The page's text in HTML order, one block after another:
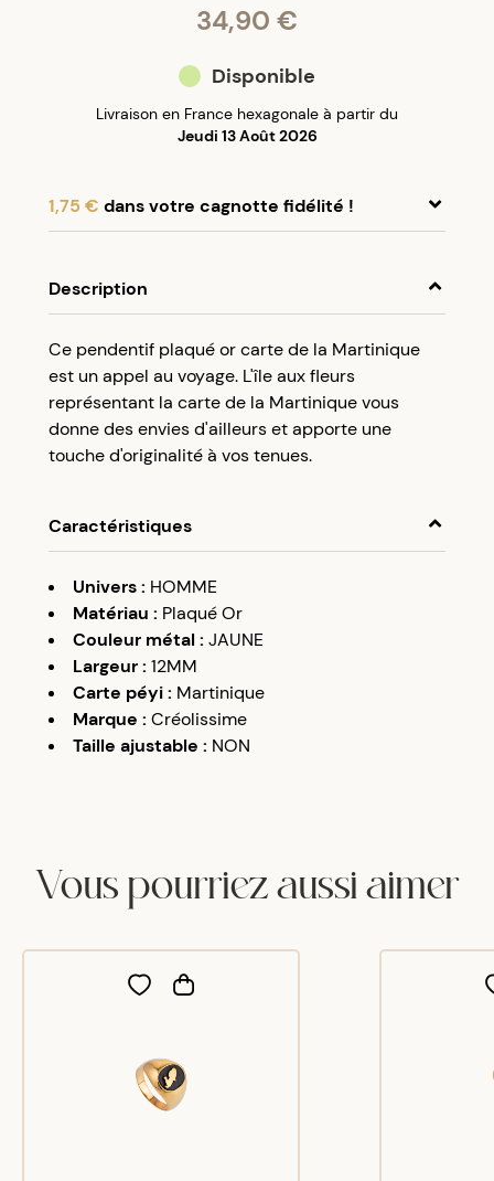
34,90 €
Disponible
Livraison en France hexagonale à partir du
Jeudi 13 Août 2026
1,75 € dans votre cagnotte fidélité !
compte client et cumulez 5% de vos achats dans
votre cagnotte fidélité sans minimum d’achat.
Utilisez votre cagnotte de fidélité dès votre
prochaine commande à partir de 50€ d’achats.
Description
Ce pendentif plaqué or carte de la Martinique
est un appel au voyage. L'île aux fleurs
représentant la carte de la Martinique vous
donne des envies d'ailleurs et apporte une
touche d'originalité à vos tenues.
Caractéristiques
Univers: HOMME
Matériau : Plaqué Or
Couleur métal: JAUNE
Largeur: 12MM
Carte péyi: Martinique
Marque : Créolissime
Taille ajustable : NON
Vous pourriez aussi aimer